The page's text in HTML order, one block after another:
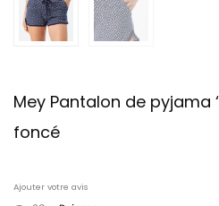
Mey Pantalon de pyjama
foncé
Ajouter votre avis